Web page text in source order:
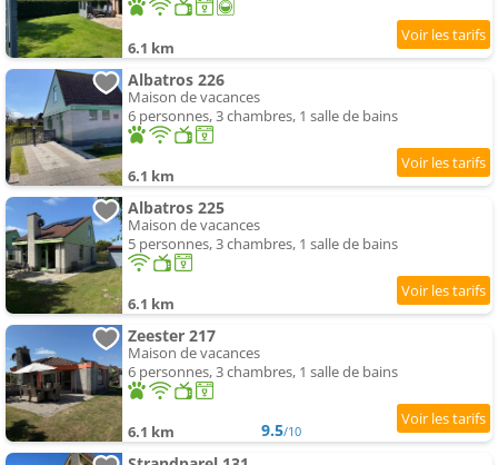
6.1 km
Albatros 226
Maison de vacances
6 personnes, 3 chambres, 1 salle de bains
6.1 km
Albatros 225
Maison de vacances
5 personnes, 3 chambres, 1 salle de bains
6.1 km
Zeester 217
Maison de vacances
6 personnes, 3 chambres, 1 salle de bains
6.1 km 9.5/10